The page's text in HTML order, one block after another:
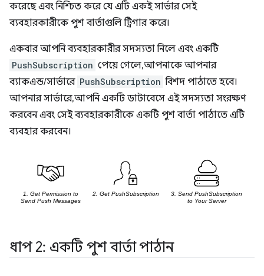
করেছে এবং নিশ্চিত করে যে এটি একই সার্ভার সেই
ব্যবহারকারীকে পুশ বার্তাগুলি ট্রিগার করে।
একবার আপনি ব্যবহারকারীর সদস্যতা নিলে এবং একটি
PushSubscription পেয়ে গেলে, আপনাকে আপনার
ব্যাকএন্ড/সার্ভারে PushSubscription বিশদ পাঠাতে হবে।
আপনার সার্ভারে, আপনি একটি ডাটাবেসে এই সদস্যতা সংরক্ষণ
করবেন এবং সেই ব্যবহারকারীকে একটি পুশ বার্তা পাঠাতে এটি
ব্যবহার করবেন।
ধাপ 2: একটি পুশ বার্তা পাঠান